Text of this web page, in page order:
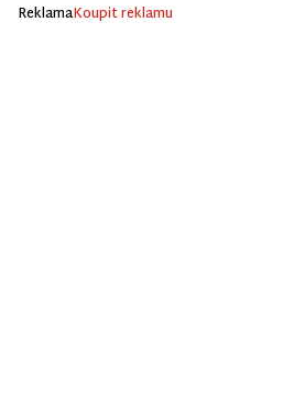
ReklamaKoupit reklamu